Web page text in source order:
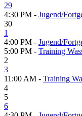
29
4:30 PM - Jugend/
30
1
4:00 PM - Jugend/
5:00 PM - Training
2
3
11:00 AM - Training
4
5
6